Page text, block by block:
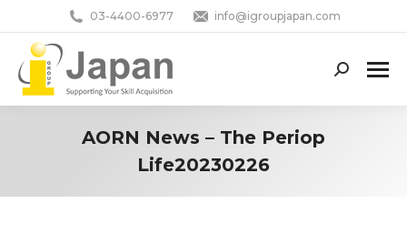
03-4400-6977 info@igroupjapan.com
Search:
AORN News – The Periop
Life20230226